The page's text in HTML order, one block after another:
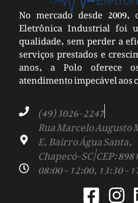
No mercado desde
Eletrônica Industrial foi
qualidade, sem perder a
serviços prestados e
anos, a Polo oferece
atendimento impecável aos
(49) 3026-2247
Rua Marcelo Augusto
E, Bairro Água Santa,
Chapecó-SC | CEP:
08:00 - 12:00, 13:30 -